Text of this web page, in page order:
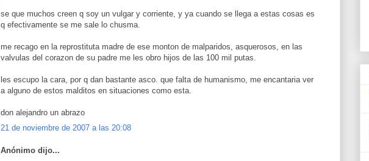
se que muchos creen q soy un vulgar y corriente, y ya cuando se llega a estas cosas es
q efectivamente se me sale lo chusma.
me recago en la reprostituta madre de ese monton de malparidos, asquerosos, en las
valvulas del corazon de su padre me les obro hijos de las 100 mil putas.
les escupo la cara, por q dan bastante asco. que falta de humanismo, me encantaria ver
a alguno de estos malditos en situaciones como esta.
don alejandro un abrazo
21 de noviembre de 2007 a las 20:08
Anónimo dijo...